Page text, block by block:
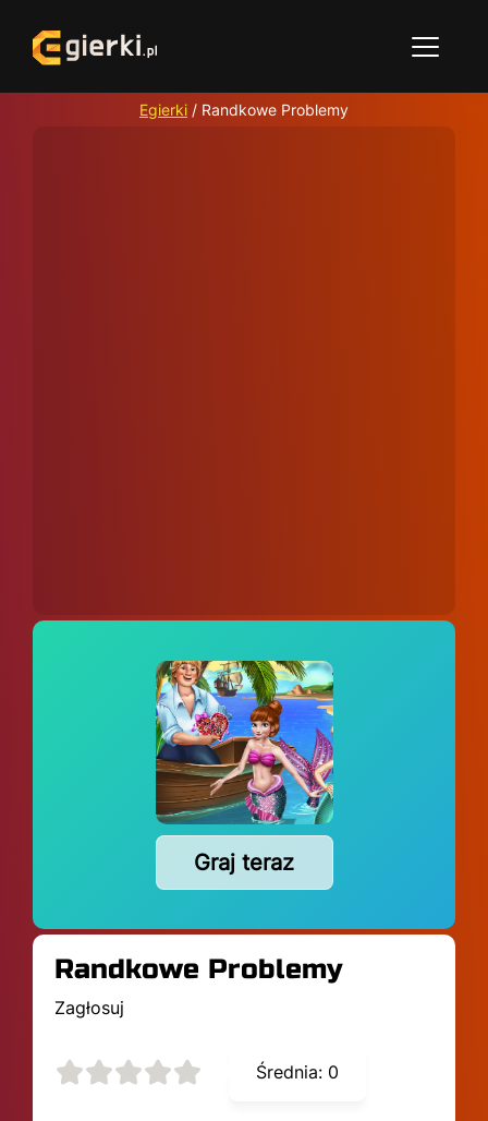
Egierki / Randkowe Problemy
Graj teraz
Randkowe Problemy
Zagłosuj
Średnia: 0